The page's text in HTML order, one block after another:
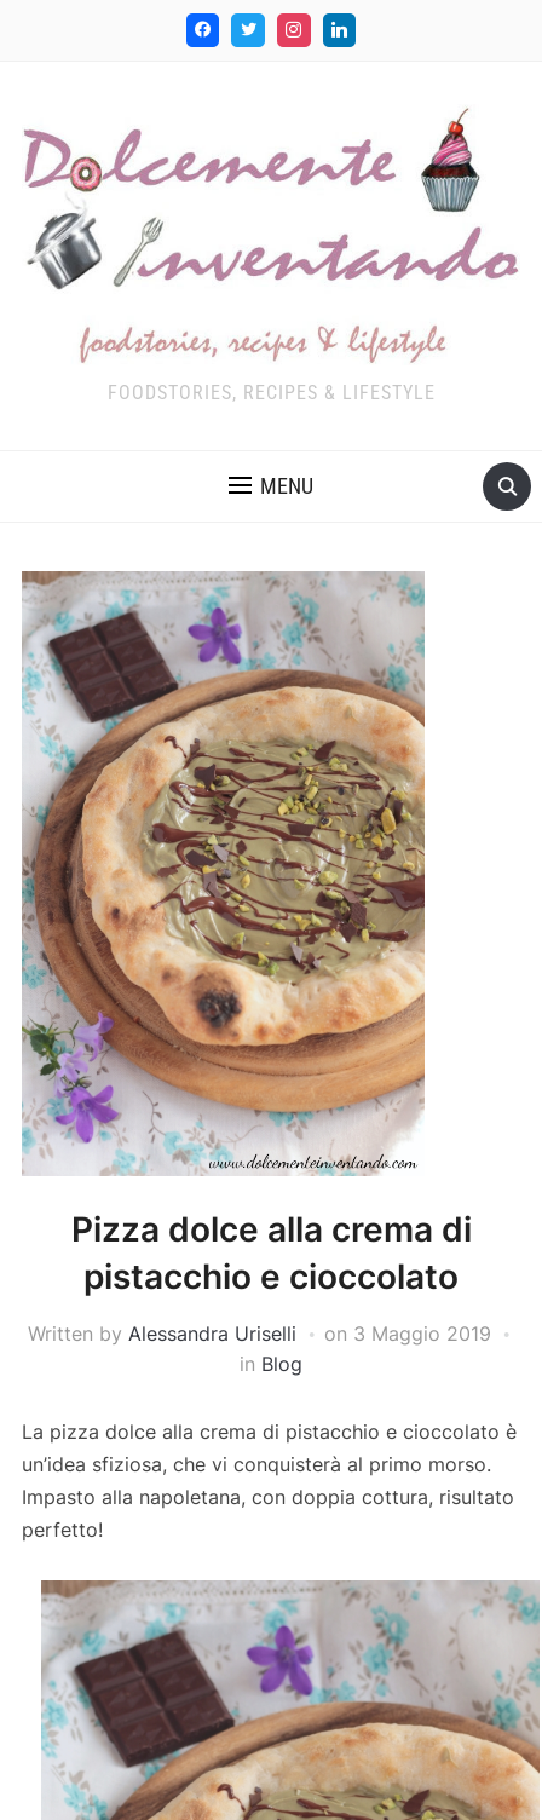
FOODSTORIES, RECIPES & LIFESTYLE
MENU
Pizza dolce alla crema di
pistacchio e cioccolato
Written by Alessandra Uriselli on 3 Maggio 2019
in Blog
La pizza dolce alla crema di pistacchio e cioccolato è
un’idea sfiziosa, che vi conquisterà al primo morso.
Impasto alla napoletana, con doppia cottura, risultato
perfetto!